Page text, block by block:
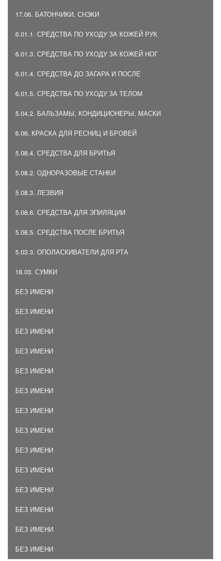
17.06. БАТОНЧИКИ, СНЭКИ
6.01.1. СРЕДСТВА ПО УХОДУ ЗА КОЖЕЙ РУК
6.01.3. СРЕДСТВА ПО УХОДУ ЗА КОЖЕЙ НОГ
6.01.4. СРЕДСТВА ДО ЗАГАРА И ПОСЛЕ
6.01.5. СРЕДСТВА ПО УХОДУ ЗА ТЕЛОМ
5.04.2. БАЛЬЗАМЫ, КОНДИЦИОНЕРЫ, МАСКИ
6.06. КРАСКА ДЛЯ РЕСНИЦ И БРОВЕЙ
5.08.4. СРЕДСТВА ДЛЯ БРИТЬЯ
5.08.2. ОДНОРАЗОВЫЕ СТАНКИ
5.08.3. ЛЕЗВИЯ
5.08.6. СРЕДСТВА ДЛЯ ЭПИЛЯЦИИ
5.08.5. СРЕДСТВА ПОСЛЕ БРИТЬЯ
5.03.3. ОПОЛАСКИВАТЕЛИ ДЛЯ РТА
18.03. СУМКИ
БЕЗ ИМЕНИ
БЕЗ ИМЕНИ
БЕЗ ИМЕНИ
БЕЗ ИМЕНИ
БЕЗ ИМЕНИ
БЕЗ ИМЕНИ
БЕЗ ИМЕНИ
БЕЗ ИМЕНИ
БЕЗ ИМЕНИ
БЕЗ ИМЕНИ
БЕЗ ИМЕНИ
БЕЗ ИМЕНИ
БЕЗ ИМЕНИ
БЕЗ ИМЕНИ